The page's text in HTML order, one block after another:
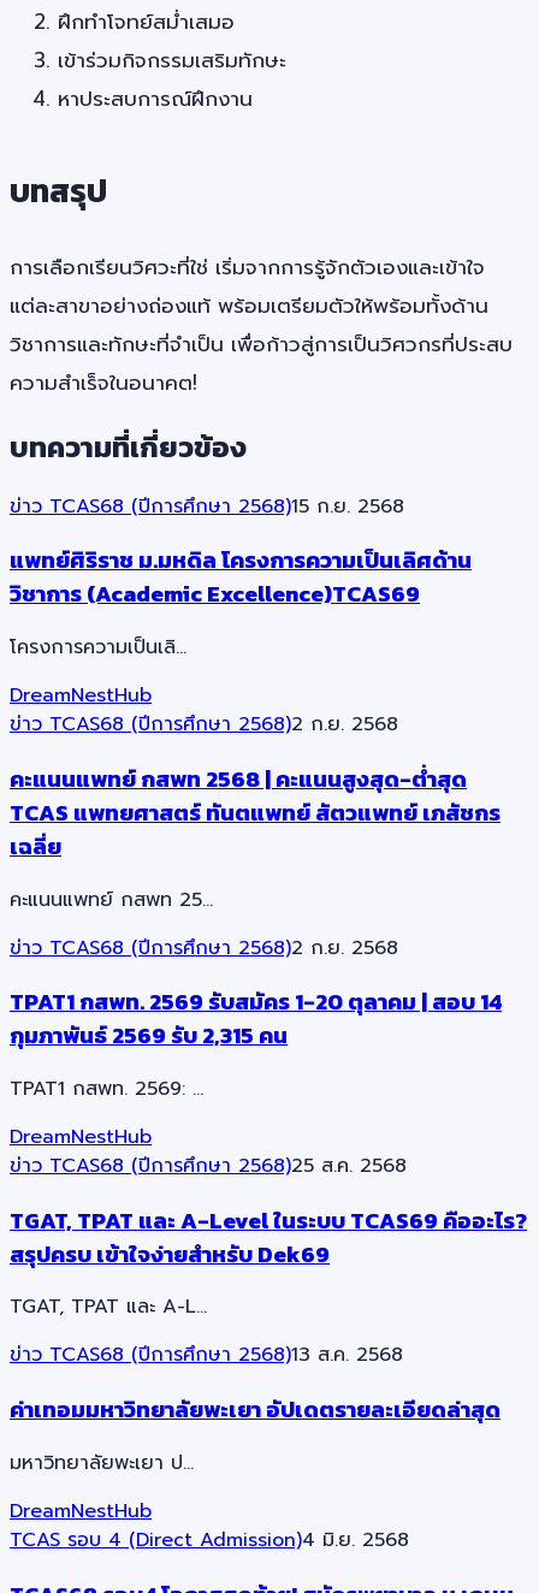
ฝึกทำโจทย์สม่ำเสมอ
เข้าร่วมกิจกรรมเสริมทักษะ
หาประสบการณ์ฝึกงาน
บทสรุป
การเลือกเรียนวิศวะที่ใช่ เริ่มจากการรู้จักตัวเองและเข้าใจ
แต่ละสาขาอย่างถ่องแท้ พร้อมเตรียมตัวให้พร้อมทั้งด้าน
วิชาการและทักษะที่จำเป็น เพื่อก้าวสู่การเป็นวิศวกรที่ประสบ
ความสำเร็จในอนาคต!
บทความที่เกี่ยวข้อง
ข่าว TCAS68 (ปีการศึกษา 2568)15 ก.ย. 2568
แพทย์ศิริราช ม.มหดิล โครงการความเป็นเลิศด้าน
วิชาการ (Academic Excellence)TCAS69
โครงการความเป็นเลิ…
DreamNestHub
ข่าว TCAS68 (ปีการศึกษา 2568)2 ก.ย. 2568
คะแนนแพทย์ กสพท 2568 | คะแนนสูงสุด-ต่ำสุด
TCAS แพทยศาสตร์ ทันตแพทย์ สัตวแพทย์ เภสัชกร
เฉลี่ย
คะแนนแพทย์ กสพท 25…
ข่าว TCAS68 (ปีการศึกษา 2568)2 ก.ย. 2568
TPAT1 กสพท. 2569 รับสมัคร 1-20 ตุลาคม | สอบ 14
กุมภาพันธ์ 2569 รับ 2,315 คน
TPAT1 กสพท. 2569: …
DreamNestHub
ข่าว TCAS68 (ปีการศึกษา 2568)25 ส.ค. 2568
TGAT, TPAT และ A-Level ในระบบ TCAS69 คืออะไร?
สรุปครบ เข้าใจง่ายสำหรับ Dek69
TGAT, TPAT และ A-L…
ข่าว TCAS68 (ปีการศึกษา 2568)13 ส.ค. 2568
ค่าเทอมมหาวิทยาลัยพะเยา อัปเดตรายละเอียดล่าสุด
มหาวิทยาลัยพะเยา ป…
DreamNestHub
TCAS รอบ 4 (Direct Admission)4 มิ.ย. 2568